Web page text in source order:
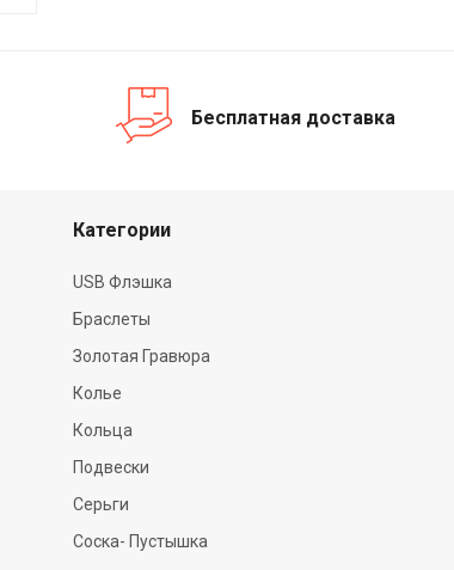
Бесплатная доставка
Категории
USB Флэшка
Браслеты
Золотая Гравюра
Колье
Кольца
Подвески
Серьги
Соска- Пустышка